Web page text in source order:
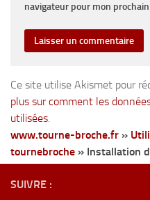
navigateur pour mon
Ce site utilise Akismet pour
plus sur comment les
utilisées.
www.tourne-broche.fr »
tournebroche » Installation
SUIVRE :